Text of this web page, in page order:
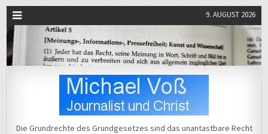
9. AUGUST 2026
Michael Voß
Die Grundrechte des Grundgesetzes sind das unantastbare Recht